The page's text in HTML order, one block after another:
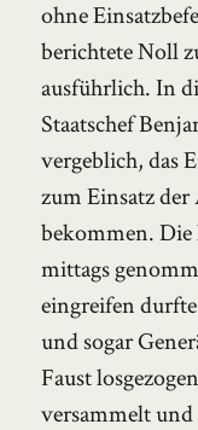
ohne
berichtete Noll
ausführlich. In
Staatschef
vergeblich, das
zum Einsatz der
bekommen.
mittags
eingreifen
und sogar
Faust
versammelt